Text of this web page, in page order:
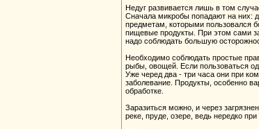
Недуг развивается лишь в том
Сначала микробы попадают на них:
предметам, которыми пользовался
пищевые продукты. При этом сами
надо соблюдать большую
Необходимо соблюдать простые
рыбы, овощей. Если пользоваться
Уже черед два - три часа они при
заболевание. Продукты, особенно
обработке.
Заразиться можно, и через
реке, пруде, озере, ведь нередко